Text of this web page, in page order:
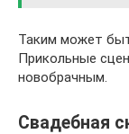
Таким может
Прикольные
новобрачным.
Свадебная